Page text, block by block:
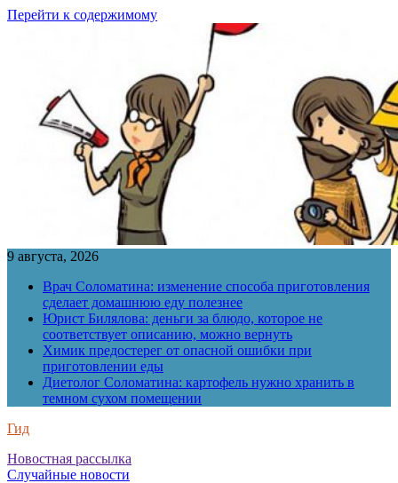
Перейти к содержимому
9 августа, 2026
Врач Соломатина: изменение способа приготовления
сделает домашнюю еду полезнее
Юрист Билялова: деньги за блюдо, которое не
соответствует описанию, можно вернуть
Химик предостерег от опасной ошибки при
приготовлении еды
Диетолог Соломатина: картофель нужно хранить в
темном сухом помещении
Гид
Новостная рассылка
Случайные новости